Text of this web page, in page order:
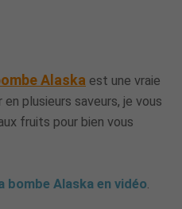
Alaska est une vraie
plusieurs saveurs, je vous
fruits pour bien vous
bombe Alaska en vidéo.